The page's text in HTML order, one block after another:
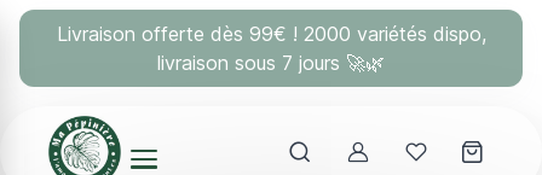
Livraison offerte dès 99€ ! 2000 variétés dispo,
livraison sous 7 jours 🚀🌿
AccountMes coups
Panneau de gestion des cookies